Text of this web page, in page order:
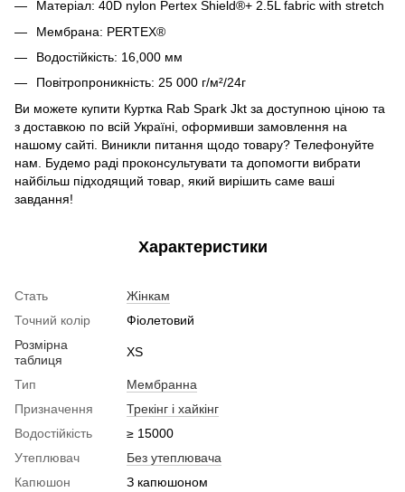
Матеріал: 40D nylon Pertex Shield®+ 2.5L fabric with stretch
Мембрана: PERTEX®
Водостійкість: 16,000 мм
Повітропроникність: 25 000 г/м²/24г
Ви можете купити Куртка Rab Spark Jkt за доступною ціною та
з доставкою по всій Україні, оформивши замовлення на
нашому сайті. Виникли питання щодо товару? Телефонуйте
нам. Будемо раді проконсультувати та допомогти вибрати
найбільш підходящий товар, який вирішить саме ваші
завдання!
Характеристики
Стать
Жінкам
Точний колір
Фіолетовий
Розмірна
таблиця
XS
Тип
Мембранна
Призначення
Трекінг і хайкінг
Водостійкість
≥ 15000
Утеплювач
Без утеплювача
Капюшон
З капюшоном